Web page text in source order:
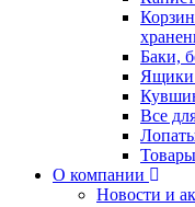
Баки,
Ящики
Все
О компании
Новости и